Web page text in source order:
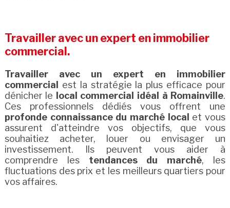
Travailler avec un expert en immobilier
commercial.
Travailler avec un expert en immobilier
commercial
est la stratégie la plus efficace pour
dénicher le
local commercial idéal à Romainville.
Ces professionnels dédiés vous offrent une
profonde connaissance du marché local et vous
assurent d'atteindre vos objectifs, que vous
souhaitiez acheter, louer ou envisager un
investissement. Ils peuvent vous aider à
comprendre les tendances du marché, les
fluctuations des prix et les meilleurs quartiers pour
vos affaires.